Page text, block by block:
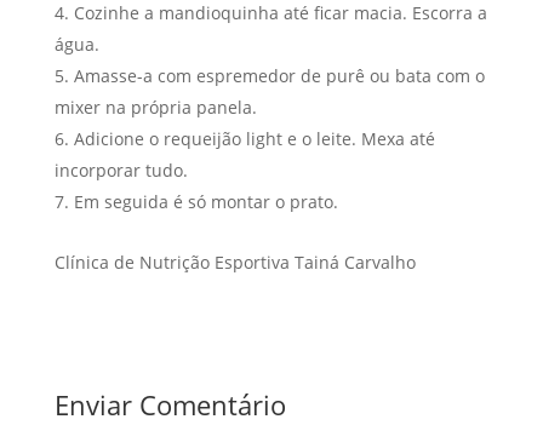
Cozinhe a mandioquinha até ficar macia. Escorra a
água.
Amasse-a com espremedor de purê ou bata com o
mixer na própria panela.
Adicione o requeijão light e o leite. Mexa até
incorporar tudo.
Em seguida é só montar o prato.
Clínica de Nutrição Esportiva Tainá Carvalho
Enviar Comentário